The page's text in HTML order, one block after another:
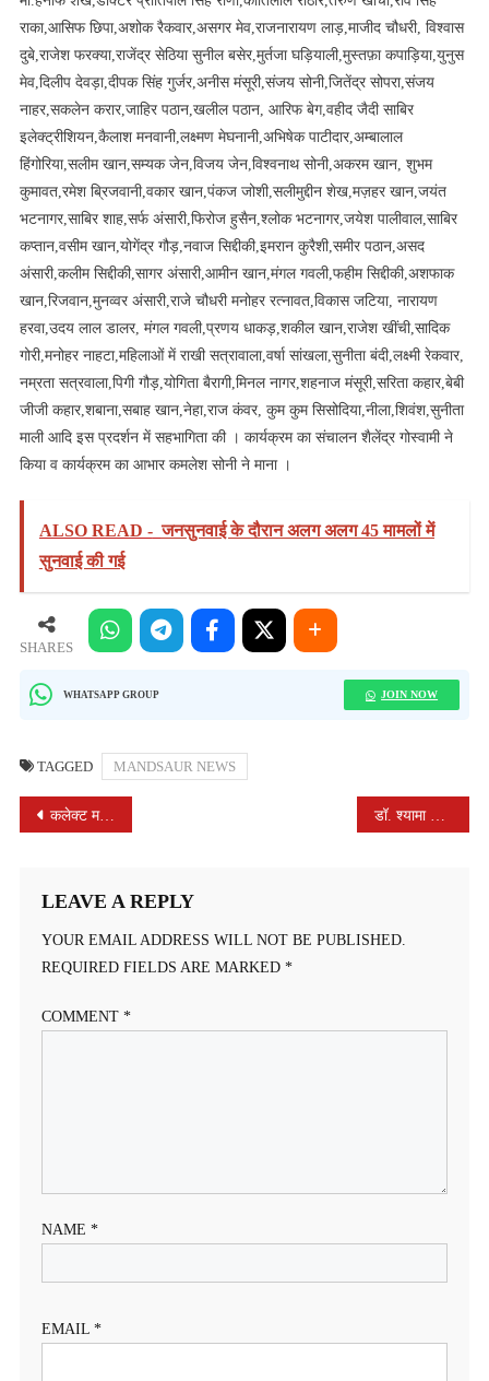
राका,आसिफ छिपा,अशोक रैकवार,असगर मेव,राजनारायण लाड़,माजीद चौधरी, विश्वास
दुबे,राजेश फरक्या,राजेंद्र सेठिया सुनील बसेर,मुर्तजा घड़ियाली,मुस्तफ़ा कपाड़िया,युनुस
मेव,दिलीप देवड़ा,दीपक सिंह गुर्जर,अनीस मंसूरी,संजय सोनी,जितेंद्र सोपरा,संजय
नाहर,सकलेन करार,जाहिर पठान,खलील पठान, आरिफ बेग,वहीद जैदी साबिर
इलेक्ट्रीशियन,कैलाश मनवानी,लक्ष्मण मेघनानी,अभिषेक पाटीदार,अम्बालाल
हिंगोरिया,सलीम खान,सम्यक जेन,विजय जेन,विश्वनाथ सोनी,अकरम खान, शुभम
कुमावत,रमेश ब्रिजवानी,वकार खान,पंकज जोशी,सलीमुद्दीन शेख,मज़हर खान,जयंत
भटनागर,साबिर शाह,सर्फ अंसारी,फिरोज हुसैन,श्लोक भटनागर,जयेश पालीवाल,साबिर
कप्तान,वसीम खान,योगेंद्र गौड़,नवाज सिद्दीकी,इमरान कुरैशी,समीर पठान,असद
अंसारी,कलीम सिद्दीकी,सागर अंसारी,आमीन खान,मंगल गवली,फहीम सिद्दीकी,अशफाक
खान,रिजवान,मुनव्वर अंसारी,राजे चौधरी मनोहर रत्नावत,विकास जटिया, नारायण
हरवा,उदय लाल डालर, मंगल गवली,प्रणय धाकड़,शकील खान,राजेश खींची,सादिक
गोरी,मनोहर नाहटा,महिलाओं में राखी सत्रावाला,वर्षा सांखला,सुनीता बंदी,लक्ष्मी रेकवार,
नम्रता सत्रवाला,पिगी गौड़,योगिता बैरागी,मिनल नागर,शहनाज मंसूरी,सरिता कहार,बेबी
जीजी कहार,शबाना,सबाह खान,नेहा,राज कंवर, कुम कुम सिसोदिया,नीला,शिवंश,सुनीता
माली आदि इस प्रदर्शन में सहभागिता की । कार्यक्रम का संचालन शैलेंद्र गोस्वामी ने
किया व कार्यक्रम का आभार कमलेश सोनी ने माना ।
ALSO READ - जनसुनवाई के दौरान अलग अलग 45 मामलों में
सुनवाई की गई
SHARES
WHATSAPP GROUP JOIN NOW
TAGGED MANDSAUR NEWS
POST
कलेक्ट महोदय श्री हिमांशु चंद्रा जी ने किया शतरंज खेलने वालो बच्चो का किया उत्साहवर्धन
LEAVE A REPLY
YOUR EMAIL ADDRESS WILL NOT BE PUBLISHED.
REQUIRED FIELDS ARE MARKED *
COMMENT *
NAME *
EMAIL *